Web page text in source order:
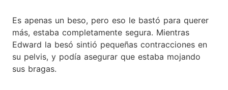
Es apenas un beso, pero eso le bastó para querer
más, estaba completamente segura. Mientras
Edward la besó sintió pequeñas contracciones en
su pelvis, y podía asegurar que estaba mojando
sus bragas.